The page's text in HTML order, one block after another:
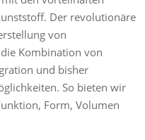
Der revolutionäre
von
Kombination von
und bisher
So bieten wir
Form, Volumen